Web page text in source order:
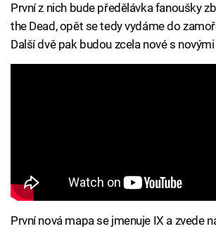
První z nich bude předělávka fanoušky
the Dead, opět se tedy vydáme do
Další dvě pak budou zcela nové s
První nová mapa se jmenuje IX a zvede